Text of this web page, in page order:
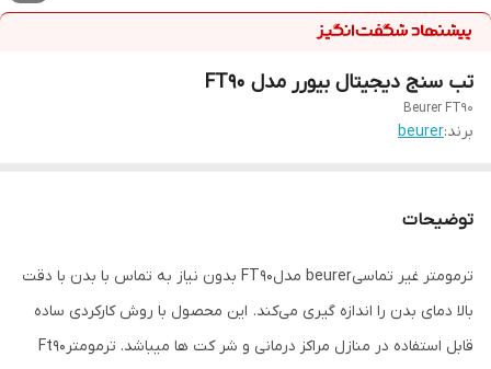
تب سنج دیجیتال بیورر مدل FT90
Beurer FT90
برند:beurer
توضیحات
ترمومتر غیر تماسیbeurer مدلFT90 بدون نیاز به تماس با بدن با دقت
بالا دمای بدن را اندازه گیری می‌کند. این محصول با روش کارکردی ساده